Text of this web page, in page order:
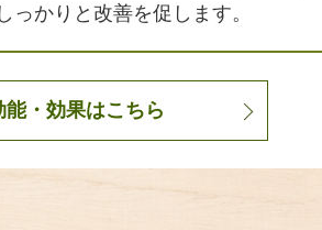
っかりと改善を促します。
能・効果はこちら